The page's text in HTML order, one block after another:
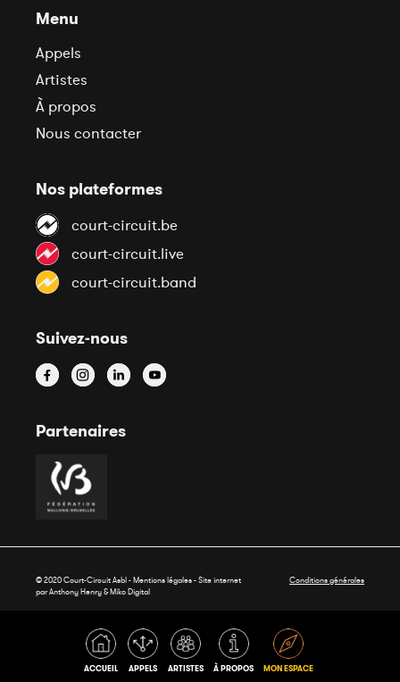
ACCUEIL APPELS ARTISTES À PROPOS MON ESPACE
Menu
Appels
Artistes
À propos
Nous contacter
Nos plateformes
court-circuit.be
court-circuit.live
court-circuit.band
Suivez-nous
Partenaires
© 2020 Court-Circuit Asbl - Mentions légales - Site internet
par Anthony Henry &Miko Digital
Conditions générales